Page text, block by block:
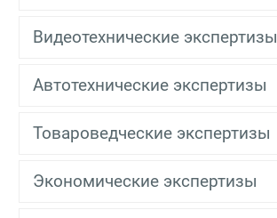
Видеотехнические экспертизы
Автотехнические экспертизы
Товароведческие экспертизы
Экономические экспертизы